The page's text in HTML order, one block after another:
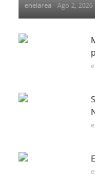
enelarea Ago 2, 2026